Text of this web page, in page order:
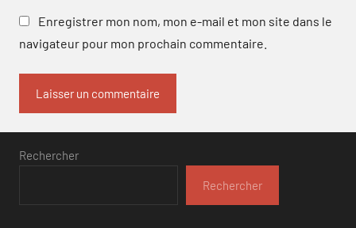
Enregistrer mon nom, mon e-mail et mon site dans le
navigateur pour mon prochain commentaire.
Rechercher
Rechercher